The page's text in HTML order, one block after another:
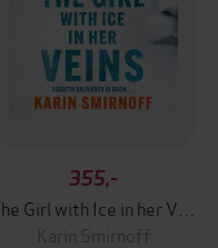
355,-
Karin Smirnoff